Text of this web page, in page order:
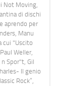
Not Moving,
di dischi
aprendo per
Manu
cui "Uscito
Weller,
Spor"t, Gil
Il genio
Rock”,